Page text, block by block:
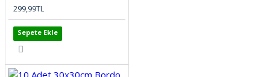
299,99TL
Sepete Ekle